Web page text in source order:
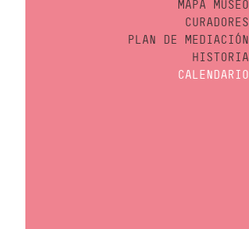
MAPA MUSEO
CURADORES
PLAN DE MEDIACIÓN
HISTORIA
CALENDARIO